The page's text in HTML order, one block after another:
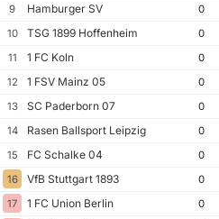
9
Hamburger SV 0
10
TSG 1899 Hoffenheim 0
11
1 FC Koln 0
12
1 FSV Mainz 05 0
13
SC Paderborn 07 0
14
Rasen Ballsport Leipzig 0
15
FC Schalke 04 0
16
VfB Stuttgart 1893 0
17
1 FC Union Berlin 0